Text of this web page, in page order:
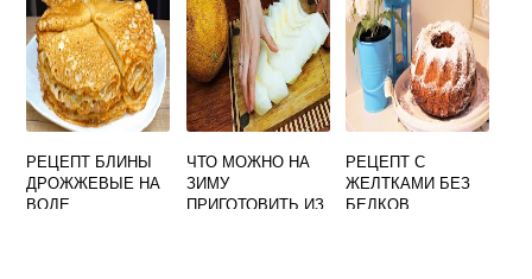
РЕЦЕПТ БЛИНЫ
ДРОЖЖЕВЫЕ НА
ВОДЕ
ЧТО МОЖНО НА
ЗИМУ
ПРИГОТОВИТЬ ИЗ
РЕЦЕПТ С
ЖЕЛТКАМИ БЕЗ
БЕЛКОВ